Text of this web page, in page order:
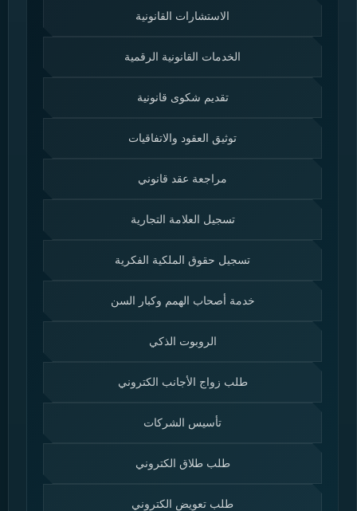
الاستشارات القانونية
الخدمات القانونية الرقمية
تقديم شكوى قانونية
توثيق العقود والاتفاقيات
مراجعة عقد قانوني
تسجيل العلامة التجارية
تسجيل حقوق الملكية الفكرية
خدمة أصحاب الهمم وكبار السن
الروبوت الذكي
طلب زواج الأجانب الكتروني
تأسيس الشركات
طلب طلاق الكتروني
طلب تعويض الكتروني